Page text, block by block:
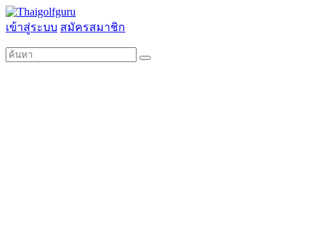
เข้าสู่ระบบ สมัครสมาชิก